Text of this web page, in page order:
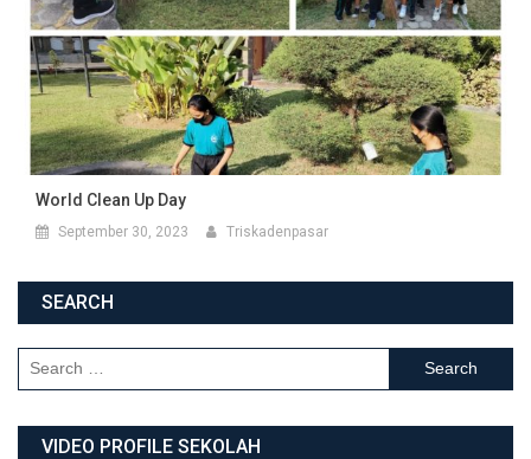
World Clean Up Day
September 30, 2023 Triskadenpasar
SEARCH
Search for:
VIDEO PROFILE SEKOLAH